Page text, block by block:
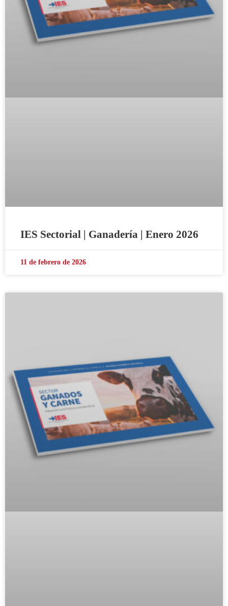
IES Sectorial | Ganadería | Enero 2026
11 de febrero de 2026